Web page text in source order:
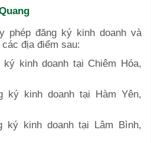
phép đăng ký kinh doanh và
địa điểm sau:
ký kinh doanh tại Chiêm Hóa,
ký kinh doanh tại Hàm Yên,
ký kinh doanh tại Lâm Bình,